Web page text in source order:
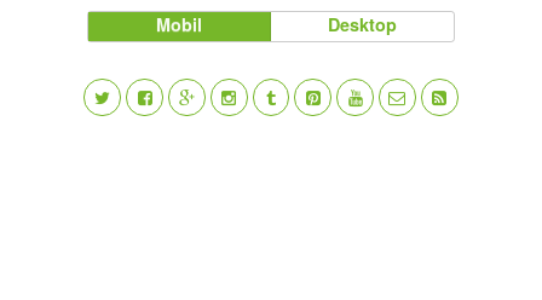
Mobil Desktop